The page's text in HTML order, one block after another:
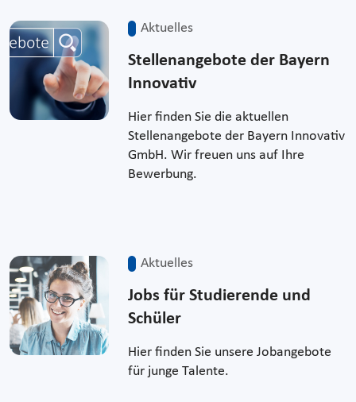
Aktuelles
Stellenangebote der Bayern
Innovativ
Hier finden Sie die aktuellen
Stellenangebote der Bayern Innovativ
GmbH. Wir freuen uns auf Ihre
Bewerbung.
Aktuelles
Jobs für Studierende und
Schüler
Hier finden Sie unsere Jobangebote
für junge Talente.